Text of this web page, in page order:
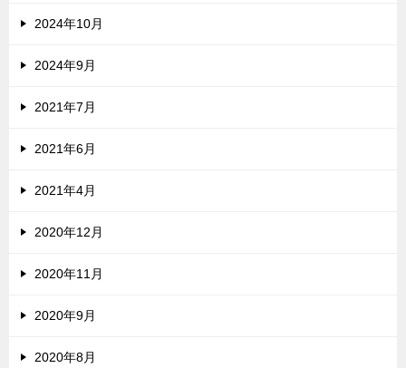
2024年10月
2024年9月
2021年7月
2021年6月
2021年4月
2020年12月
2020年11月
2020年9月
2020年8月